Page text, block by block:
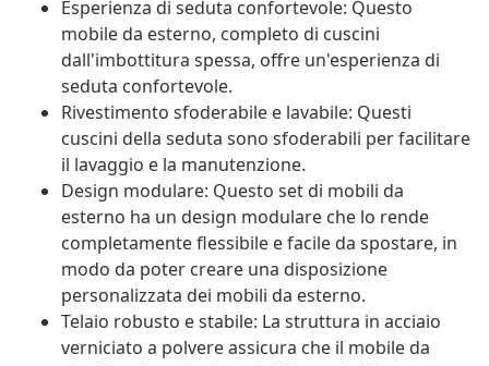
Esperienza di seduta confortevole: Questo
mobile da esterno, completo di cuscini
dall'imbottitura spessa, offre un'esperienza di
seduta confortevole.
Rivestimento sfoderabile e lavabile: Questi
cuscini della seduta sono sfoderabili per facilitare
il lavaggio e la manutenzione.
Design modulare: Questo set di mobili da
esterno ha un design modulare che lo rende
completamente flessibile e facile da spostare, in
modo da poter creare una disposizione
personalizzata dei mobili da esterno.
Telaio robusto e stabile: La struttura in acciaio
verniciato a polvere assicura che il mobile da